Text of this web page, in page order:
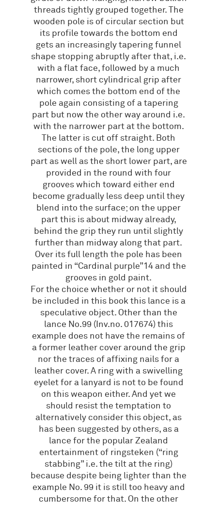
threads tightly grouped together. The
wooden pole is of circular section but
its profile towards the bottom end
gets an increasingly tapering funnel
shape stopping abruptly after that, i.e.
with a flat face, followed by a much
narrower, short cylindrical grip after
which comes the bottom end of the
pole again consisting of a tapering
part but now the other way around i.e.
with the narrower part at the bottom.
The latter is cut off straight. Both
sections of the pole, the long upper
part as well as the short lower part, are
provided in the round with four
grooves which toward either end
become gradually less deep until they
blend into the surface; on the upper
part this is about midway already,
behind the grip they run until slightly
further than midway along that part.
Over its full length the pole has been
painted in “Cardinal purple”14 and the
grooves in gold paint.
For the choice whether or not it should
be included in this book this lance is a
speculative object. Other than the
lance No.99 (Inv.no. 017674) this
example does not have the remains of
a former leather cover around the grip
nor the traces of affixing nails for a
leather cover. A ring with a swivelling
eyelet for a lanyard is not to be found
on this weapon either. And yet we
should resist the temptation to
alternatively consider this object, as
has been suggested by others, as a
lance for the popular Zealand
entertainment of ringsteken (“ring
stabbing” i.e. the tilt at the ring)
because despite being lighter than the
example No. 99 it is still too heavy and
cumbersome for that. On the other